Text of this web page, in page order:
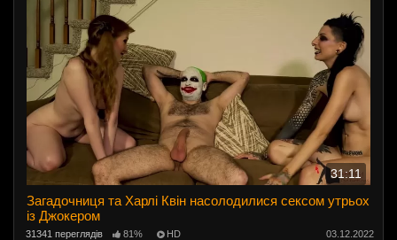
31:11
Загадочниця та Харлі Квін насолодилися сексом утрьох
із Джокером
31341 переглядів 81% HD 03.12.2022